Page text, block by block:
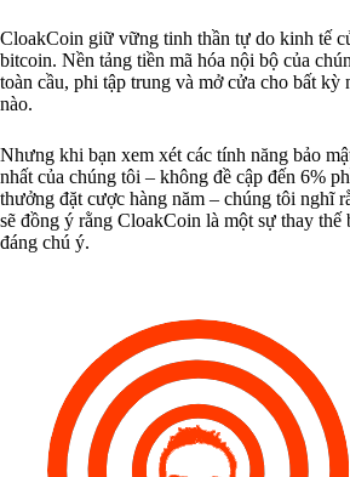
CloakCoin giữ vững tinh thần tự do kinh tế
bitcoin. Nền tảng tiền mã hóa nội bộ của
toàn cầu, phi tập trung và mở cửa cho bất kỳ
nào.
Nhưng khi bạn xem xét các tính năng bảo
nhất của chúng tôi – không đề cập đến 6%
thưởng đặt cược hàng năm – chúng tôi nghĩ
sẽ đồng ý rằng CloakCoin là một sự thay thế
đáng chú ý.